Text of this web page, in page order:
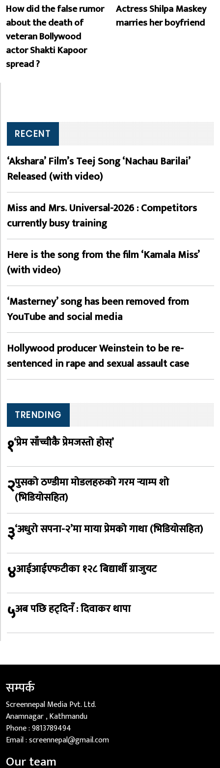
How did the false rumor
about the death of
veteran Bollywood
actor Shakti Kapoor
spread ?
Actress Shilpa Maskey
marries her boyfriend
RECENT
‘Akshara’ Film’s Teej Song ‘Nachau Barilai’
Released (with video)
Miss and Mrs. Universal-2026 : Competitors
currently busy training
Here is the song from the film ‘Kamala Miss’
(with video)
‘Masterney’ song has been removed from
YouTube and social media
Hollywood producer Weinstein to be re-
sentenced in rape and sexual assault case
TRENDING
१‘प्रेम साँच्चीकै प्रेमजस्तो होस्’
२पुसको ठण्डीमा मोडलहरुको गरम र्‍याम्प शो
(भिडियोसहित)
३‘अधुरो सपना-२’मा माया प्रेमको गाथा (भिडियोसहित)
४आईआईएफटीका १२८ बिद्यार्थी ग्राजुयट
५अब पछि हट्दिनँ : दिवाकर थापा
सम्पर्क
Screennepal Media Pvt. Ltd.
Anamnagar , Kathmandu
Phone :9813789494
Email :screennepal@gmail.com
Our team